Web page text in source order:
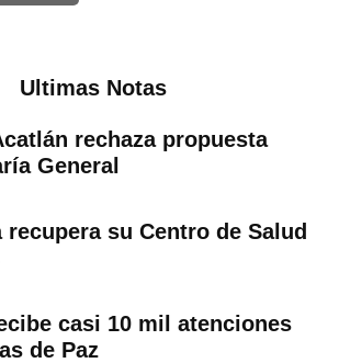
Ultimas Notas
rechaza propuesta
General
recupera su Centro de Salud
casi 10 mil atenciones
de Paz